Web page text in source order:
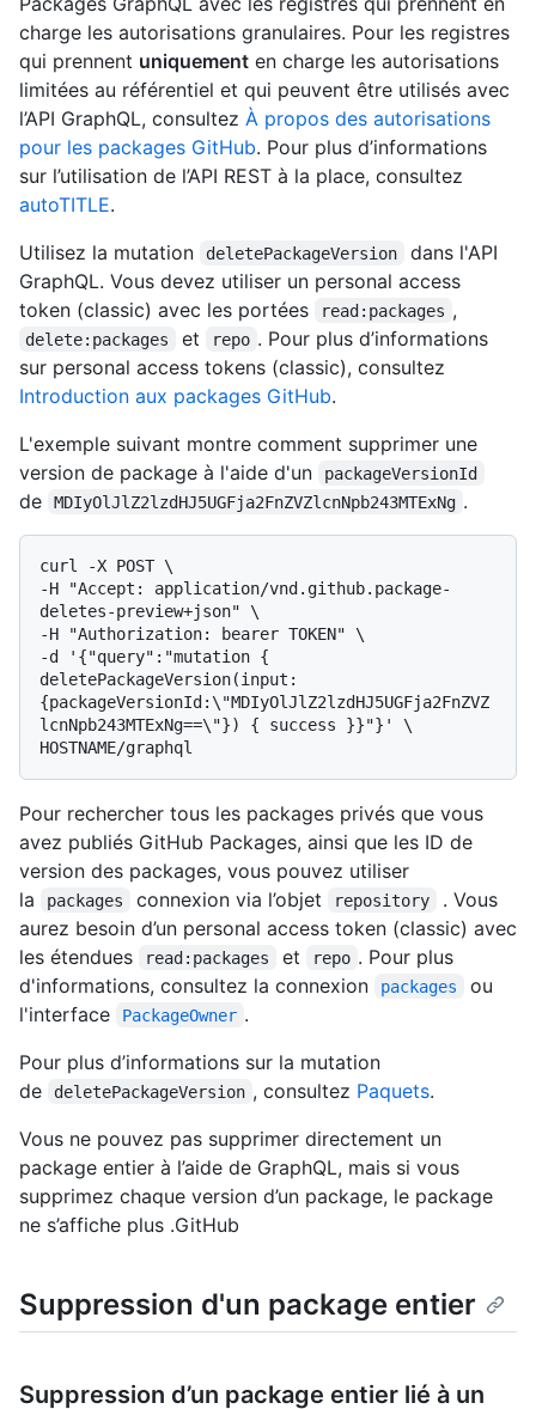
charge les autorisations granulaires. Pour les registres
qui prennent uniquement en charge les autorisations
limitées au référentiel et qui peuvent être utilisés avec
l’API GraphQL, consultez À propos des autorisations
pour les packages GitHub. Pour plus d’informations
sur l’utilisation de l’API REST à la place, consultez
autoTITLE.
Utilisez la mutation
deletePackageVersion
dans l'API
GraphQL. Vous devez utiliser un personal access
token (classic) avec les portées
read:packages ,
delete:packages et repo . Pour plus d’informations
sur personal access tokens (classic), consultez
Introduction aux packages GitHub.
L'exemple suivant montre comment supprimer une
version de package à l'aide d'un
packageVersionId
de MDIyOlJlZ2lzdHJ5UGFja2FnZVZlcnNpb243MTExNg .
curl -X POST \
-H "Accept: application/vnd.github.package-
deletes-preview+json" \
-H "Authorization: bearer TOKEN" \
-d '{"query":"mutation {
deletePackageVersion(input:
{packageVersionId:\"MDIyOlJlZ2lzdHJ5UGFja2FnZVZ
lcnNpb243MTExNg==\"}) { success }}"}' \
Pour rechercher tous les packages privés que vous
avez publiés GitHub Packages, ainsi que les ID de
version des packages, vous pouvez utiliser
la
packages connexion via l’objet repository
. Vous
aurez besoin d’un personal access token (classic) avec
les étendues
read:packages et repo . Pour plus
d'informations, consultez la connexion
packages
ou
l'interface
PackageOwner .
Pour plus d’informations sur la mutation
de
deletePackageVersion , consultez Paquets.
Vous ne pouvez pas supprimer directement un
package entier à l’aide de GraphQL, mais si vous
supprimez chaque version d’un package, le package
ne s’affiche plus .GitHub
Suppression d'un package entier
Suppression d’un package entier lié à un